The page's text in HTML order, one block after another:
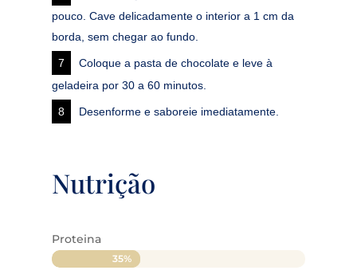
pouco. Cave delicadamente o interior a 1 cm da
borda, sem chegar ao fundo.
Coloque a pasta de chocolate e leve à
geladeira por 30 a 60 minutos.
Desenforme e saboreie imediatamente.
Nutrição
Proteina
35%
35%